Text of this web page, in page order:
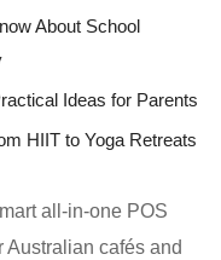
About School
Ideas for Parents
HIIT to Yoga Retreats
all-in-one POS
Australian cafés and